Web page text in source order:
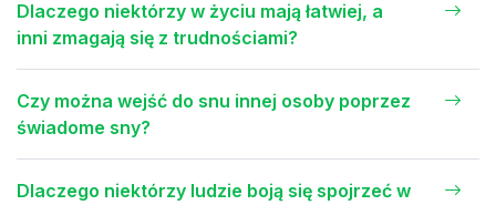
Dlaczego niektórzy w życiu mają łatwiej, a
inni zmagają się z trudnościami?
Czy można wejść do snu innej osoby poprzez
świadome sny?
Dlaczego niektórzy ludzie boją się spojrzeć w